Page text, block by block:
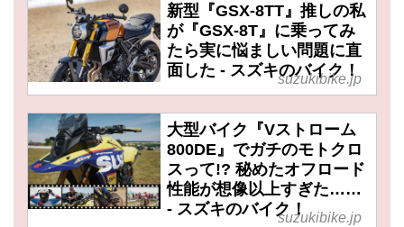
新型『GSX-8TT』推しの私
が『GSX-8T』に乗ってみ
たら実に悩ましい問題に直
面した - スズキのバイク！
suzukibike.jp
大型バイク『Vストローム
800DE』でガチのモトクロ
スって!? 秘めたオフロード
性能が想像以上すぎた……
- スズキのバイク！suzukibike.jp